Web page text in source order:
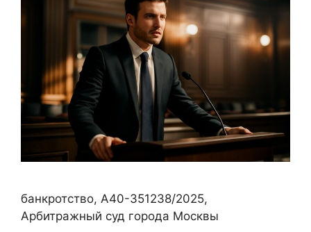
банкротство, А40-351238/2025,
Арбитражный суд города Москвы